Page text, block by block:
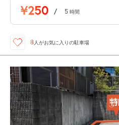
¥250 / 5 時間
8人がお気に入りの駐車場